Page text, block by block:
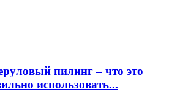
пилинг – что это
использовать...